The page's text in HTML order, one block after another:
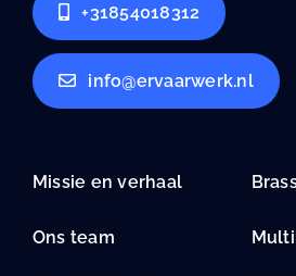
+31854018312
info@ervaarwerk.nl
Missie en verhaal
Ons team